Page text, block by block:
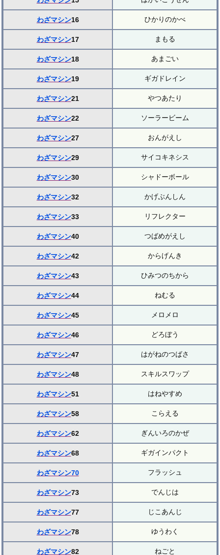
わざマシン16 ひかりのかべ
わざマシン17 まもる
わざマシン18 あまごい
わざマシン19 ギガドレイン
わざマシン21 やつあたり
わざマシン22 ソーラービーム
わざマシン27 おんがえし
わざマシン29 サイコキネシス
わざマシン30 シャドーボール
わざマシン32 かげぶんしん
わざマシン33 リフレクター
わざマシン40 つばめがえし
わざマシン42 からげんき
わざマシン43 ひみつのちから
わざマシン44 ねむる
わざマシン45 メロメロ
わざマシン46 どろぼう
わざマシン47 はがねのつばさ
わざマシン48 スキルスワップ
わざマシン51 はねやすめ
わざマシン58 こらえる
わざマシン62 ぎんいろのかぜ
わざマシン68 ギガインパクト
わざマシン70 フラッシュ
わざマシン73 でんじは
わざマシン77 じこあんじ
わざマシン78 ゆうわく
わざマシン82 ねごと